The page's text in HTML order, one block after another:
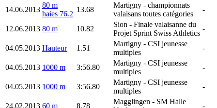
14.06.2013
80 m
haies 76.2
13.68
Martigny - championnats
valaisans toutes catégories
-
12.06.2013 80 m 10.82
Sion - Finale valaisanne du
Projet Sprint Swiss Athletics
-
04.05.2013 Hauteur 1.51
Martigny - CSI jeunesse
multiples
-
04.05.2013 1000 m 3:56.80
Martigny - CSI jeunesse
multiples
-
04.05.2013 1000 m 3:56.80
Martigny - CSI jeunesse
multiples
-
24.02.2013 60 m 8.78
Magglingen - SM Halle
-